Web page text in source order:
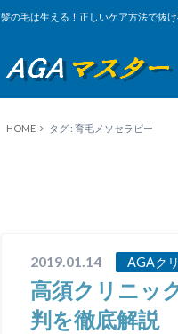
髪の毛は生える！正しいケア方法で抜
HOME タグ : 育毛メソセラピー
2019.01.14 AGAク
高須クリニッ
判を徹底解説